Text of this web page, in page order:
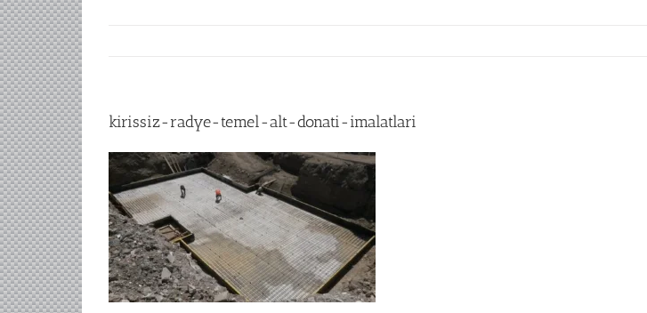
kirissiz-radye-temel-alt-donati-imalatlari